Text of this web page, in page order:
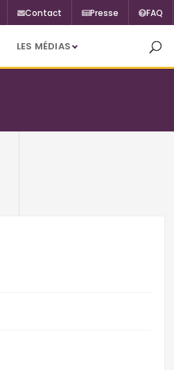
Contact Presse FAQ
LES MÉDIAS